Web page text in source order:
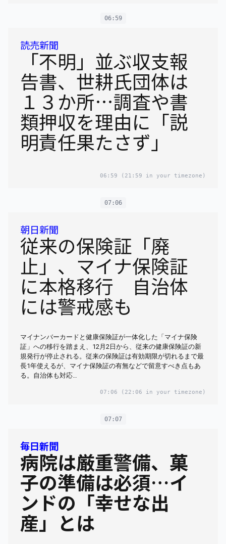
06:59
読売新聞
「不明」並ぶ収支報
告書、世耕氏団体は
１３か所…調査や書
類押収を理由に「説
明責任果たさず」
06:59 (21:59 in your timezone)
07:06
朝日新聞
従来の保険証「廃
止」、マイナ保険証
に本格移行 自治体
には警戒感も
マイナンバーカードと健康保険証が一体化した「マイナ保険
証」への移行を踏まえ、12月2日から、従来の健康保険証の新
規発行が停止される。従来の保険証は有効期限が切れるまで最
長1年使えるが、マイナ保険証の有無などで留意すべき点もあ
る。自治体も対応…
07:06 (22:06 in your timezone)
07:07
毎日新聞
病院は厳重警備、菓
子の準備は必須…イ
ンドの「幸せな出
産」とは